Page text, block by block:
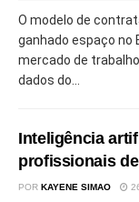
O modelo de
ganhado espaço no
mercado de
dados do...
Inteligência
profissionais
POR KAYENE SIMAO